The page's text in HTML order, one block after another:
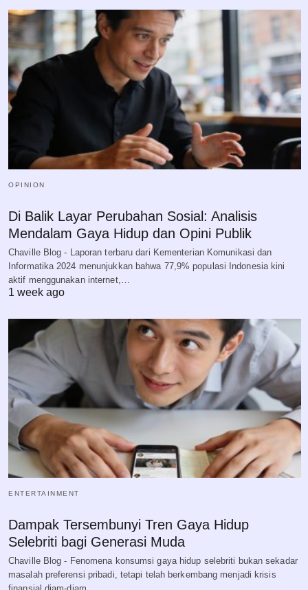
OPINION
Di Balik Layar Perubahan Sosial: Analisis
Mendalam Gaya Hidup dan Opini Publik
Chaville Blog - Laporan terbaru dari Kementerian Komunikasi dan
Informatika 2024 menunjukkan bahwa 77,9% populasi Indonesia kini
aktif menggunakan internet,…
1 week ago
ENTERTAINMENT
Dampak Tersembunyi Tren Gaya Hidup
Selebriti bagi Generasi Muda
Chaville Blog - Fenomena konsumsi gaya hidup selebriti bukan sekadar
masalah preferensi pribadi, tetapi telah berkembang menjadi krisis